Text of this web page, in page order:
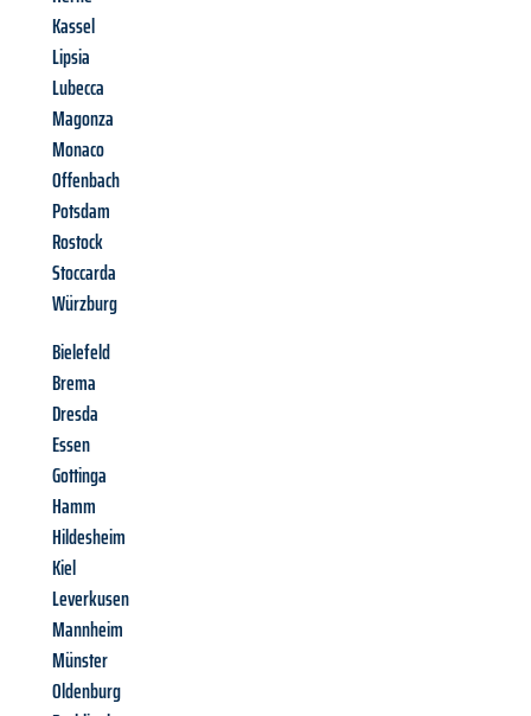
Kassel
Lipsia
Lubecca
Magonza
Monaco
Offenbach
Potsdam
Rostock
Stoccarda
Würzburg
Bielefeld
Brema
Dresda
Essen
Gottinga
Hamm
Hildesheim
Kiel
Leverkusen
Mannheim
Münster
Oldenburg